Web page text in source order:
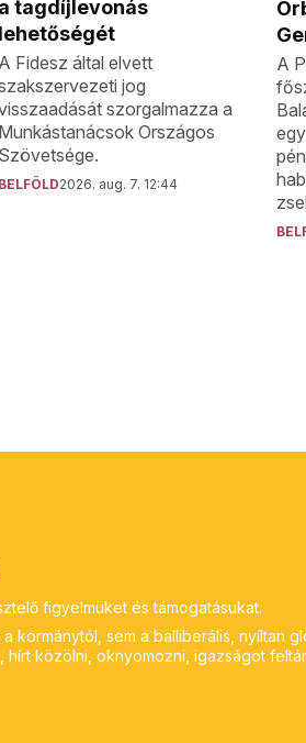
a tagdíjlevonás
lehetőségét
A Fidesz által elvett
jog
szorgalmazza a
Munkástanácsok Országos
Szövetsége.
BELFÖLD2026. aug. 7. 12:44
A
figyelmüket és támogatásukat.
kormánytól, sem a balliberális, nyíltan
közölni, oknyomozni, igazságot